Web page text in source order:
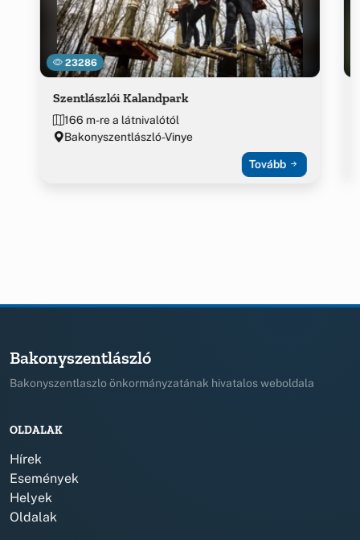
23286
Szentlászlói Kalandpark
166 m-re a látnivalótól
Bakonyszentlászló-Vinye
Tovább
Bakonyszentlászló
Bakonyszentlaszlo önkormányzatának hivatalos weboldala
OLDALAK
Hírek
Események
Helyek
Oldalak